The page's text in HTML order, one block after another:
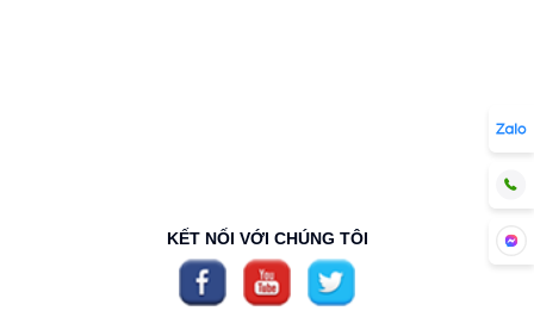
KẾT NỐI VỚI CHÚNG TÔI